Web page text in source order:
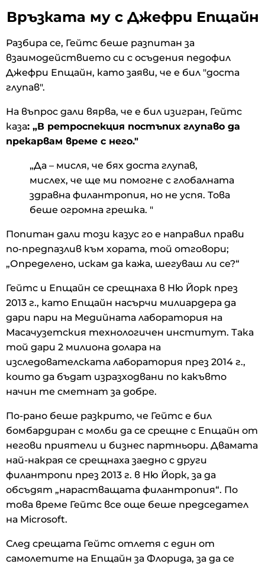
Връзката му с Джефри Епщайн
Разбира се, Гейтс беше разпитан за
взаимодействието си с осъдения педофил
Джефри Епщайн, като заяви, че е бил "доста
глупав".
На въпрос дали вярва, че е бил изигран, Гейтс
каза: „В ретроспекция постъпих глупаво да
прекарвам време с него."
„Да – мисля, че бях доста глупав,
мислех, че ще ми помогне с глобалната
здравна филантропия, но не успя. Това
беше огромна грешка. "
Попитан дали този казус го е направил прави
по-предпазлив към хората, той отговори;
„Определено, искам да кажа, шегуваш ли се?“
Гейтс и Епщайн се срещнаха в Ню Йорк през
2013 г., като Епщайн насърчи милиардера да
дари пари на Медийната лаборатория на
Масачузетския технологичен институт. Така
той дари 2 милиона долара на
изследователската лаборатория през 2014 г.,
които да бъдат изразходвани по какъвто
начин те сметнат за добре.
По-рано беше разкрито, че Гейтс е бил
бомбардиран с молби да се срещне с Епщайн от
негови приятели и бизнес партньори. Двамата
най-накрая се срещнаха заедно с други
филантропи през 2013 г. в Ню Йорк, за да
обсъдят „нарастващата филантропия“. По
това време Гейтс все още беше председател
на Microsoft.
След срещата Гейтс отлетя с един от
самолетите на Епщайн за Флорида, за да се